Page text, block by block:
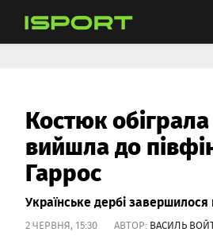
Костюк обіграла
вийшла до
Гаррос
Українське дербі
2 ЧЕРВНЯ, 15:30 АВТОР: ВАСИЛЬ